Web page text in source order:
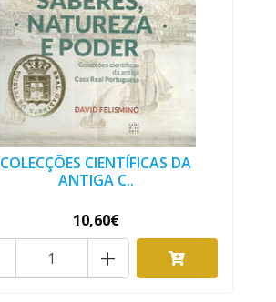
COLECÇÕES CIENTÍFICAS DA
ANTIGA C..
10,60€
+